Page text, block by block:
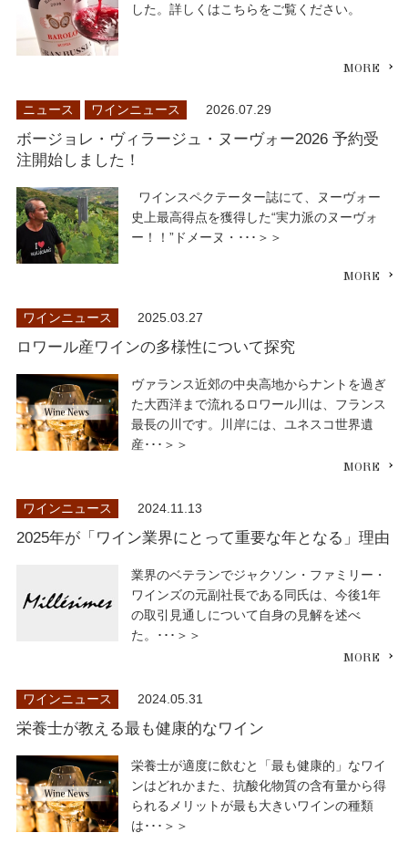
した。詳しくはこちらをご覧ください。
ニュース ワインニュース 2026.07.29
ボージョレ・ヴィラージュ・ヌーヴォー2026 予約受
注開始しました！
ワインスペクテーター誌にて、ヌーヴォー
史上最高得点を獲得した“実力派のヌーヴォ
ー！！”ドメーヌ・･･･＞＞
ワインニュース 2025.03.27
ロワール産ワインの多様性について探究
ヴァランス近郊の中央高地からナントを過ぎ
た大西洋まで流れるロワール川は、フランス
最長の川です。川岸には、ユネスコ世界遺
産･･･＞＞
ワインニュース 2024.11.13
2025年が「ワイン業界にとって重要な年となる」理由
業界のベテランでジャクソン・ファミリー・
ワインズの元副社長である同氏は、今後1年
の取引見通しについて自身の見解を述べ
た。･･･＞＞
ワインニュース 2024.05.31
栄養士が教える最も健康的なワイン
栄養士が適度に飲むと「最も健康的」なワイ
ンはどれかまた、抗酸化物質の含有量から得
られるメリットが最も大きいワインの種類
は･･･＞＞